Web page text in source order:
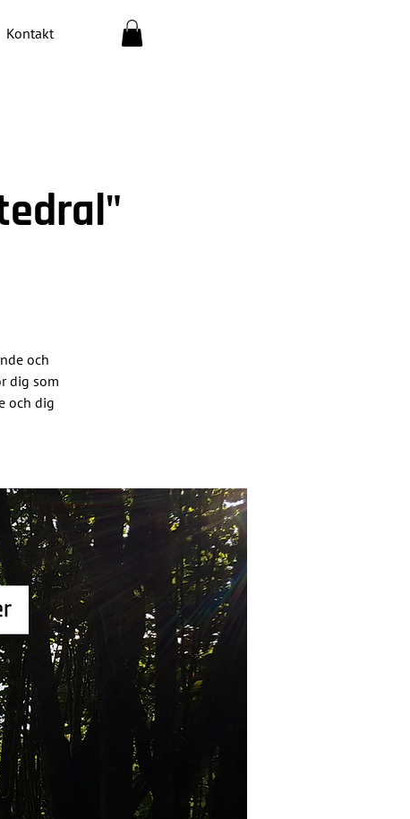
Kontakt
och
dig som
och dig